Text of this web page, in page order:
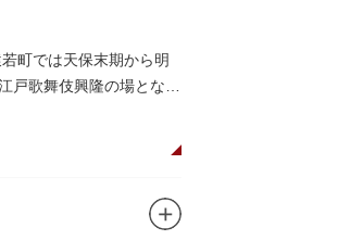
町では天保末期から明
戸歌舞伎興隆の場となっ